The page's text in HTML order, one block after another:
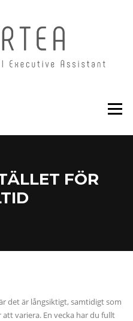
Meny
FÖR
det är långsiktigt, samtidigt som
variera. En vecka har du fullt